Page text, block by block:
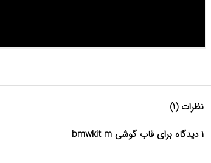
نظرات (۱)
۱ دیدگاه برای قاب گوشی bmwkit m